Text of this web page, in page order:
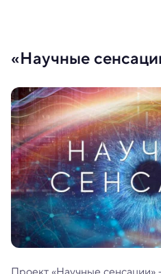
«Научные